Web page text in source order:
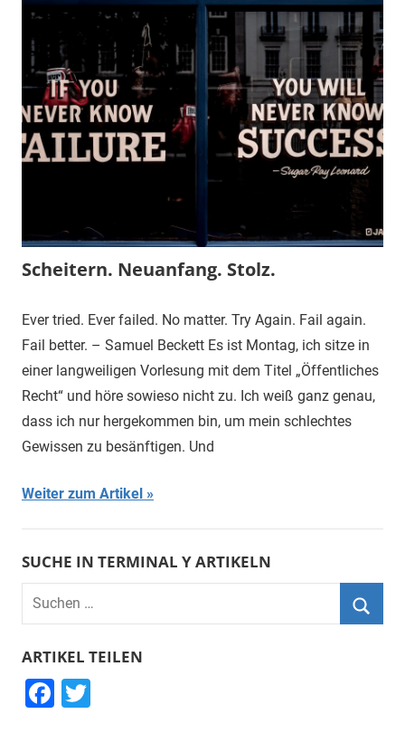
Scheitern. Neuanfang. Stolz.
Ever tried. Ever failed. No matter. Try Again. Fail again.
Fail better. – Samuel Beckett Es ist Montag, ich sitze in
einer langweiligen Vorlesung mit dem Titel „Öffentliches
Recht“ und höre sowieso nicht zu. Ich weiß ganz genau,
dass ich nur hergekommen bin, um mein schlechtes
Gewissen zu besänftigen. Und
Weiter zum Artikel
SUCHE IN TERMINAL Y ARTIKELN
Suchen
nach:
ARTIKEL TEILEN
F